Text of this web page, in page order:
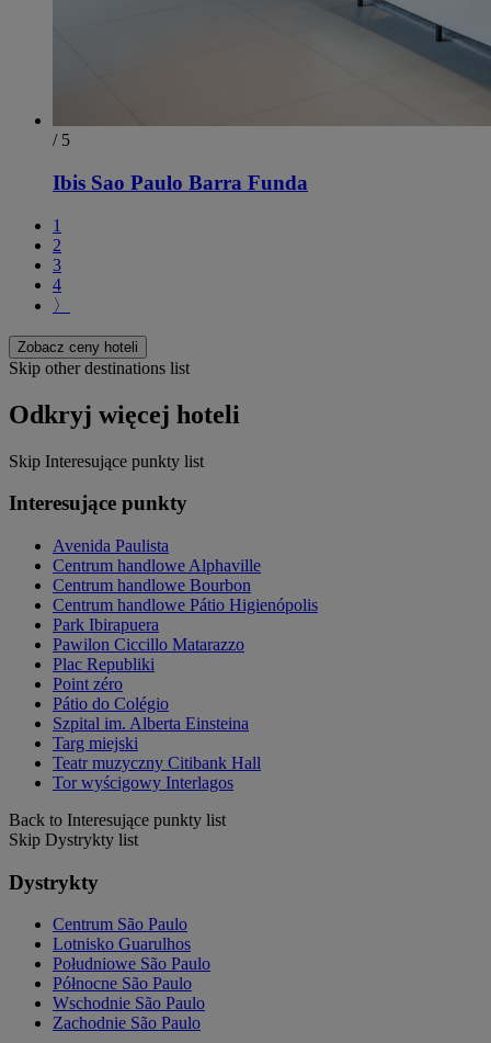
/ 5
Ibis Sao Paulo Barra Funda
1
2
3
4
〉
Zobacz ceny hoteli
Skip other destinations list
Odkryj więcej hoteli
Skip Interesujące punkty list
Interesujące punkty
Avenida Paulista
Centrum handlowe Alphaville
Centrum handlowe Bourbon
Centrum handlowe Pátio Higienópolis
Park Ibirapuera
Pawilon Ciccillo Matarazzo
Plac Republiki
Point zéro
Pátio do Colégio
Szpital im. Alberta Einsteina
Targ miejski
Teatr muzyczny Citibank Hall
Tor wyścigowy Interlagos
Back to Interesujące punkty list
Skip Dystrykty list
Dystrykty
Centrum São Paulo
Lotnisko Guarulhos
Południowe São Paulo
Północne São Paulo
Wschodnie São Paulo
Zachodnie São Paulo